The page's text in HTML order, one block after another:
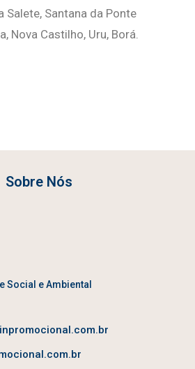
Salete, Santana da Ponte
Nova Castilho, Uru, Borá.
Sobre Nós
Social e Ambiental